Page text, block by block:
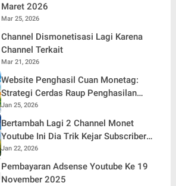
Maret 2026
Mar 25, 2026
Channel Dismonetisasi Lagi Karena
Channel Terkait
Mar 21, 2026
Website Penghasil Cuan Monetag:
Strategi Cerdas Raup Penghasilan
Online Tanpa Ribet
Jan 25, 2026
Bertambah Lagi 2 Channel Monet
Youtube Ini Dia Trik Kejar Subscriber
Jam Tayang
Jan 22, 2026
Pembayaran Adsense Youtube Ke 19
November 2025